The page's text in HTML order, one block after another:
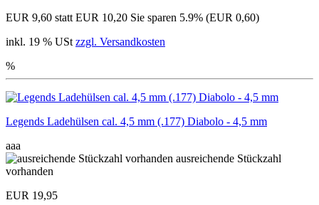
EUR 9,60 statt EUR 10,20 Sie sparen 5.9% (EUR 0,60)
inkl. 19 % USt zzgl. Versandkosten
%
Legends Ladehülsen cal. 4,5 mm (.177) Diabolo - 4,5 mm
aaa
ausreichende Stückzahl
vorhanden
EUR 19,95